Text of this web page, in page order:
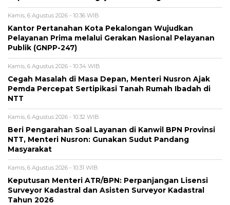
Kamis, 6 Agustus 2026 - 10:36 WIB
Kantor Pertanahan Kota Pekalongan Wujudkan
Pelayanan Prima melalui Gerakan Nasional Pelayanan
Publik (GNPP-247)
Kamis, 6 Agustus 2026 - 10:34 WIB
Cegah Masalah di Masa Depan, Menteri Nusron Ajak
Pemda Percepat Sertipikasi Tanah Rumah Ibadah di
NTT
Kamis, 6 Agustus 2026 - 10:32 WIB
Beri Pengarahan Soal Layanan di Kanwil BPN Provinsi
NTT, Menteri Nusron: Gunakan Sudut Pandang
Masyarakat
Kamis, 6 Agustus 2026 - 10:31 WIB
Keputusan Menteri ATR/BPN: Perpanjangan Lisensi
Surveyor Kadastral dan Asisten Surveyor Kadastral
Tahun 2026